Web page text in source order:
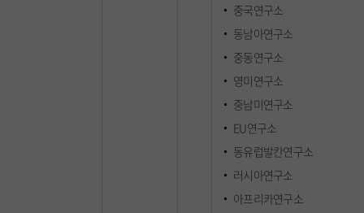
중국연구소
동남아연구소
중동연구소
영미연구소
중남미연구소
EU연구소
동유럽발칸연구소
러시아연구소
아프리카연구소
현지 학자 초빙 학술 강연회 집행 및 학술 연구지 발간
라틴아메리카 미주지역 각국의 연구 기관 및 연구소와의 자료
기타 국내외 연구소와의 공동 학술연구 및 교환
현지에 진출하는 기업 및 개인에 대한 자문
현지 학자 초빙 학술 강연회 집행 및 학술 연구지 발간
라틴아메리카 미주지역 각국의 연구 기관 및 연구소와의 자료
기타 국내외 연구소와의 공동 학술연구 및 교환
현지에 진출하는 기업 및 개인에 대한 자문